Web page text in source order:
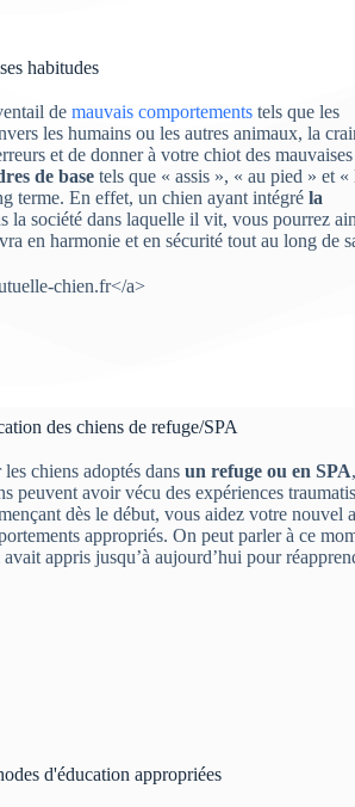
habitudes
de mauvais comportements tels que les
les humains ou les autres animaux, la
et de donner à votre chiot des mauvaises
de base tels que « assis », « au pied » et «
terme. En effet, un chien ayant intégré la
la société dans laquelle il vit, vous pourrez
en harmonie et en sécurité tout au long de
chien.fr</a>
des chiens de refuge/SPA
les chiens adoptés dansun refuge ou en SPA
peuvent avoir vécu des expériences
dès le début, vous aidez votre nouvel
appropriés. On peut parler à ce
avait appris jusqu’à aujourd’hui pour
d'éducation appropriées